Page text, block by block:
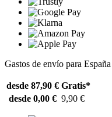
Gastos de envío para España
desde 87,90 € Gratis*
desde 0,00 € 9,90 €